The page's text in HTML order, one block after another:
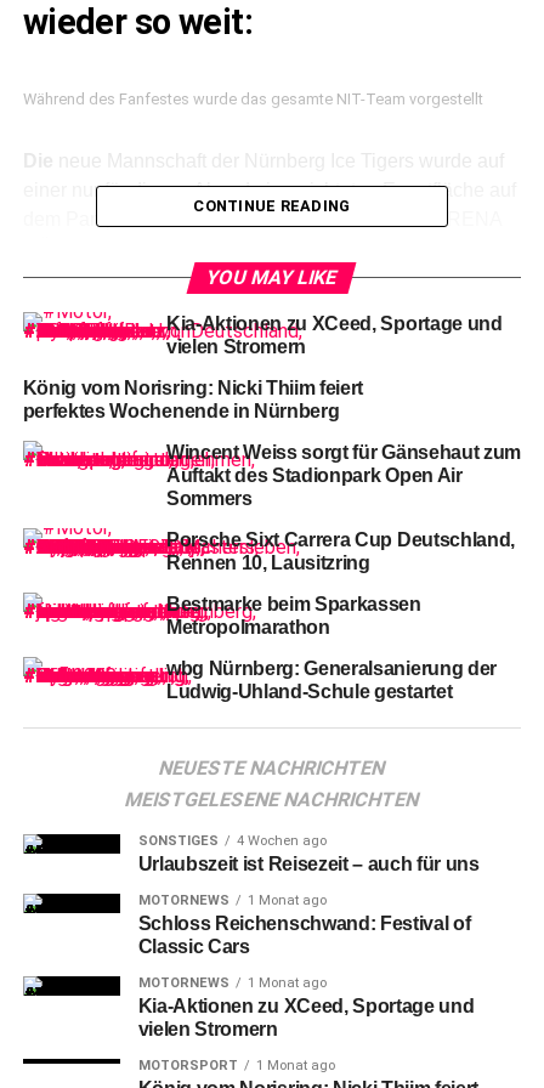
wieder so weit:
Während des Fanfestes wurde das gesamte NIT-Team vorgestellt
Die
neue Mannschaft der Nürnberg Ice Tigers wurde auf
einer nur für diesen Abend eingerichteten Eventfläche auf
dem Parkplatz direkt neben der Nebenhalle der ARENA
geöffnet und ab 17.30 Uhr führte Stadionsprecher
Christian „Ruppi“ Rupp durch das Programm, das
Spielern beinhaltet hat.
CONTINUE READING
YOU MAY LIKE
Kia-Aktionen zu XCeed, Sportage und
vielen Stromern
König vom Norisring: Nicki Thiim feiert
perfektes Wochenende in Nürnberg
Wincent Weiss sorgt für Gänsehaut zum
Auftakt des Stadionpark Open Air
Sommers
Porsche Sixt Carrera Cup Deutschland,
Rennen 10, Lausitzring
Bestmarke beim Sparkassen
Metropolmarathon
wbg Nürnberg: Generalsanierung der
Ludwig-Uhland-Schule gestartet
NEUESTE NACHRICHTEN
MEISTGELESENE NACHRICHTEN
SONSTIGES 4 Wochen ago
Urlaubszeit ist Reisezeit – auch für uns
MOTORNEWS 1 Monat ago
Schloss Reichenschwand: Festival of
Classic Cars
MOTORNEWS 1 Monat ago
Kia-Aktionen zu XCeed, Sportage und
vielen Stromern
MOTORSPORT 1 Monat ago